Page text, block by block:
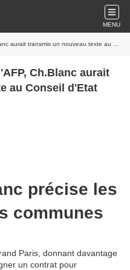
MENU
transmis un nouveau texte au Conseil d'Etat
Ch.Blanc aurait
au Conseil d'Etat
précise les
communes
Paris, donnant davantage
un contrat pour